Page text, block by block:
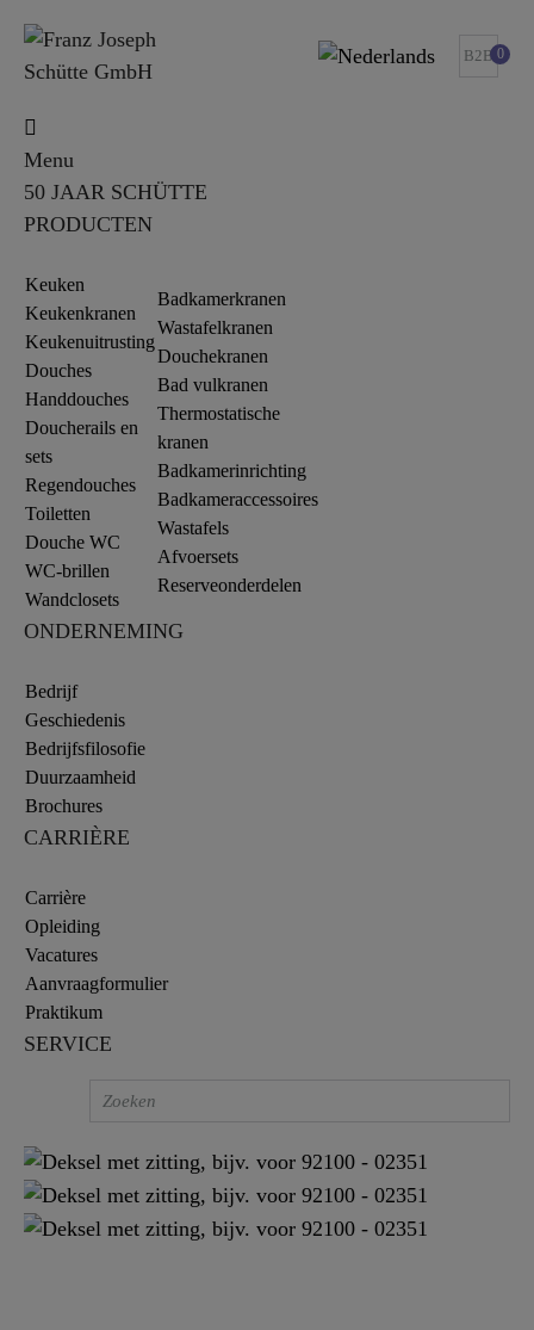
B2B 0
Menu
50 JAAR SCHÜTTE
PRODUCTEN
Keuken
Keukenkranen
Keukenuitrusting
Douches
Handdouches
Doucherails en
sets
Regendouches
Toiletten
Douche WC
WC-brillen
Wandclosets
Badkamerkranen
Wastafelkranen
Douchekranen
Bad vulkranen
Thermostatische
kranen
Badkamerinrichting
Badkameraccessoires
Wastafels
Afvoersets
Reserveonderdelen
ONDERNEMING
Bedrijf
Geschiedenis
Bedrijfsfilosofie
Duurzaamheid
Brochures
CARRIÈRE
Carrière
Opleiding
Vacatures
Aanvraagformulier
Praktikum
SERVICE